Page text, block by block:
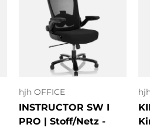
hjh OFFICE
INSTRUCTOR SW I
PRO | Stoff/Netz -